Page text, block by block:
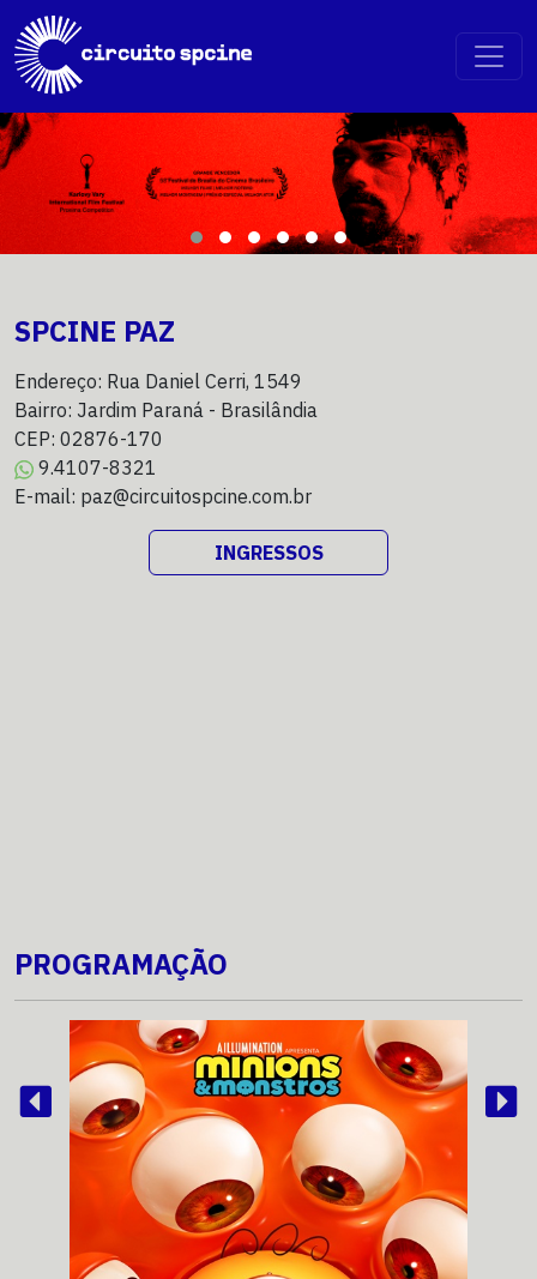
SPCINE PAZ
Endereço: Rua Daniel Cerri, 1549
Bairro: Jardim Paraná - Brasilândia
CEP: 02876-170
9.4107-8321
E-mail: paz@circuitospcine.com.br
INGRESSOS
PROGRAMAÇÃO